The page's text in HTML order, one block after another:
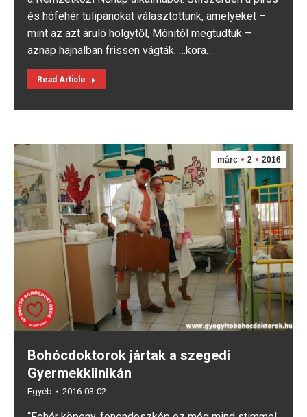
és hófehér tulipánokat választottunk, amelyeket –
mint az azt áruló hölgytől, Mónitól megtudtuk –
aznap hajnalban frissen vágták. …kora…
Read Article
márc 2 2016
Bohócdoktorok jártak a szegedi
Gyermekklinikán
Egyéb 2016-03-02